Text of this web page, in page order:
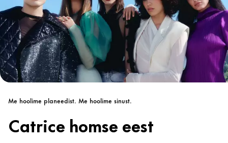
Me hoolime planeedist. Me hoolime sinust.
Catrice homse eest